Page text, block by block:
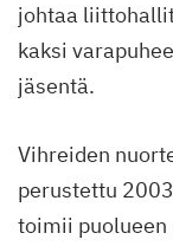
johtaa
kaksi
jäsentä.
Vihreiden
perustettu
toimii